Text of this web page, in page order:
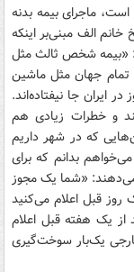
ماجرای بیمه بدنه
الف مبنی‌بر اینکه
«بیمه شخص ثالث مثل
تمام جهان مثل ماشین
جا نیفتاده‌اند.
و خطرات زیادی هم
که در شهر داریم
بدانم که برای
می‌دهند: «شما یک مجوز
روز قبل اعلام می‌کنید
از یک هفته قبل اعلام
یک‌بار سوخت‌گیری